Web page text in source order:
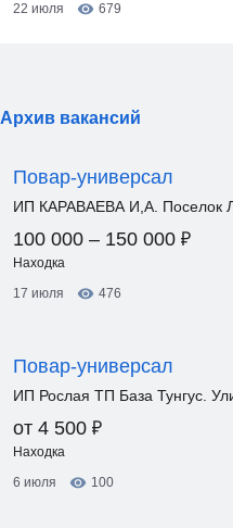
22 июля
679
Архив вакансий
Повар-универсал
ИП КАРАВАЕВА И,А. Поселок
100 000 – 150 000 ₽
Находка
17 июля
476
Повар-универсал
ИП Рослая ТП База Тунгус.
от 4 500 ₽
Находка
6 июля
100